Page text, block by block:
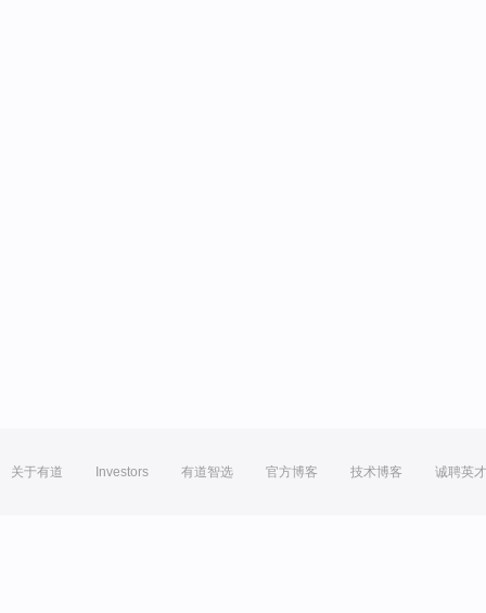
关于有道 Investors 有道智选 官方博客 技术博客 诚聘英才